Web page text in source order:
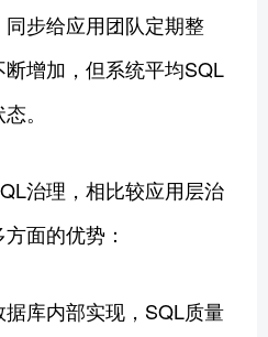
同步给应用团队定期整
增加，但系统平均SQL
。
治理，相比较应用层治
面的优势：
库内部实现，SQL质量